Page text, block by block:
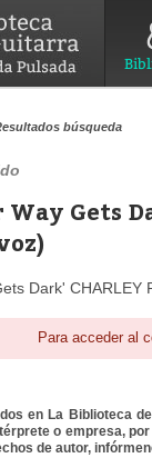
búsqueda
Way Gets
Dark'
Para acceder al
en La Biblioteca
o empresa,
de autor,